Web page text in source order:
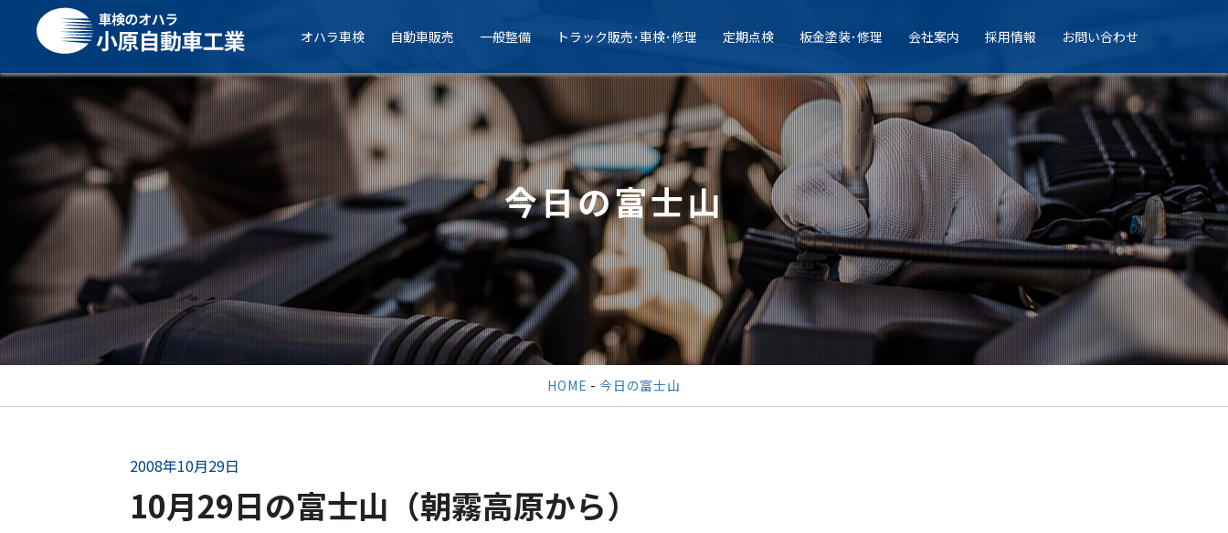
オハラ車検 自動車販売 一般整備 トラック販売･車検･修理 定期点検 板金塗装･修理 会社案内 採用情報 お問い合わせ
今日の富士山
HOME -今日の富士山
2008年10月29日
10月29日の富士山（朝霧高原から）